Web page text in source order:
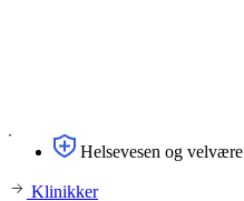
Helsevesen og velvære
Klinikker